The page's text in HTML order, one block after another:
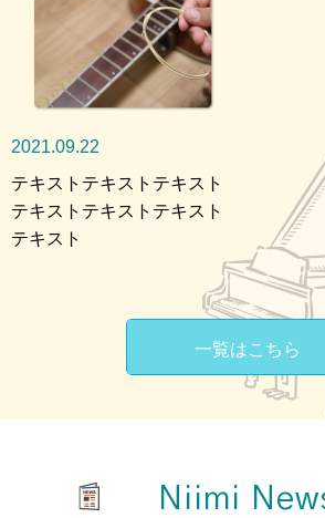
2021.09.22
テキストテキストテキスト
テキストテキストテキスト
テキスト
一覧はこちら
Niimi